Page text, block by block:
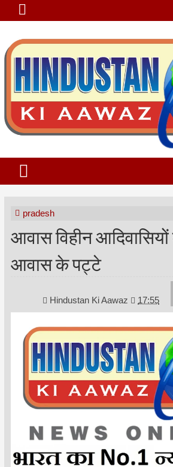
pradesh
आवास विहीन
आवास के पट्टे
Hindustan Ki Aawaz 17:55